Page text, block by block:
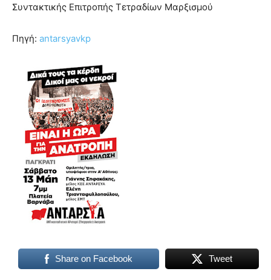
you
meaning
of
pornhun
porn
Συντακτικής Επιτροπής Τετραδίων Μαρξισμού
Πηγή: antarsyavkp
Share on Facebook Tweet